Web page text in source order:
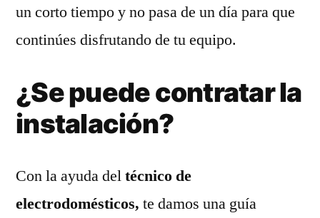
un corto tiempo y no pasa de un día para que
continúes disfrutando de tu equipo.
¿Se puede contratar la
instalación?
Con la ayuda deltécnico de
electrodomésticos, te damos una guía